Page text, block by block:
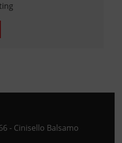
- Cinisello Balsamo